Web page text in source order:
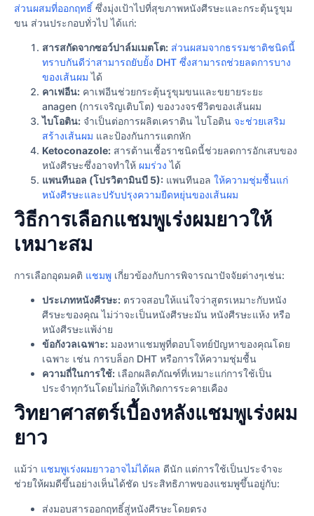
ส่วนผสมที่ออกฤทธิ์ ซึ่งมุ่งเป้าไปที่สุขภาพหนังศีรษะและกระตุ้นรูขุม
ขน ส่วนประกอบทั่วไป ได้แก่:
สารสกัดจากซอว์ปาล์มเมตโต: ส่วนผสมจากธรรมชาติชนิดนี้
ทราบกันดีว่าสามารถยับยั้ง DHT ซึ่งสามารถช่วยลดการบาง
ของเส้นผม ได้
คาเฟอีน: คาเฟอีนช่วยกระตุ้นรูขุมขนและขยายระยะ
anagen (การเจริญเติบโต) ของวงจรชีวิตของเส้นผม
ไบโอติน: จำเป็นต่อการผลิตเคราติน ไบโอติน จะช่วยเสริม
สร้างเส้นผม และป้องกันการแตกหัก
Ketoconazole: สารต้านเชื้อราชนิดนี้ช่วยลดการอักเสบของ
หนังศีรษะซึ่งอาจทำให้ ผมร่วง ได้
แพนทีนอล (โปรวิตามินบี 5): แพนทีนอล ให้ความชุ่มชื้นแก่
หนังศีรษะและปรับปรุงความยืดหยุ่นของเส้นผม
วิธีการเลือกแชมพูเร่งผมยาวให้
เหมาะสม
การเลือกอุดมคติ แชมพู เกี่ยวข้องกับการพิจารณาปัจจัยต่างๆเช่น:
ประเภทหนังศีรษะ: ตรวจสอบให้แน่ใจว่าสูตรเหมาะกับหนัง
ศีรษะของคุณ ไม่ว่าจะเป็นหนังศีรษะมัน หนังศีรษะแห้ง หรือ
หนังศีรษะแพ้ง่าย
ข้อกังวลเฉพาะ: มองหาแชมพูที่ตอบโจทย์ปัญหาของคุณโดย
เฉพาะ เช่น การบล็อก DHT หรือการให้ความชุ่มชื้น
ความถี่ในการใช้: เลือกผลิตภัณฑ์ที่เหมาะแก่การใช้เป็น
ประจำทุกวันโดยไม่ก่อให้เกิดการระคายเคือง
วิทยาศาสตร์เบื้องหลังแชมพูเร่งผม
ยาว
แม้ว่า แชมพูเร่งผมยาวอาจไม่ได้ผล ดีนัก แต่การใช้เป็นประจำจะ
ช่วยให้ผมดีขึ้นอย่างเห็นได้ชัด ประสิทธิภาพของแชมพูขึ้นอยู่กับ:
ส่งมอบสารออกฤทธิ์สู่หนังศีรษะโดยตรง